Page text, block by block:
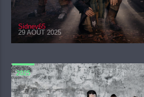
Sidney65
29 AOÛT 2025
2025